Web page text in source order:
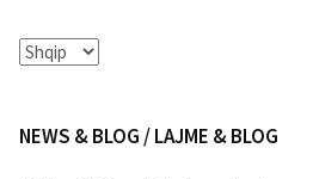
NEWS & BLOG / LAJME & BLOG